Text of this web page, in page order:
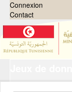
Connexion
Contact
Organisations